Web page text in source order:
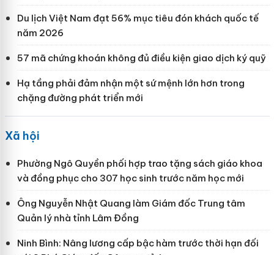
Du lịch Việt Nam đạt 56% mục tiêu đón khách quốc tế
năm 2026
57 mã chứng khoán không đủ điều kiện giao dịch ký quỹ
Hạ tầng phải đảm nhận một sứ mệnh lớn hơn trong
chặng đường phát triển mới
Xã hội
Phường Ngô Quyền phối hợp trao tặng sách giáo khoa
và đồng phục cho 307 học sinh trước năm học mới
Ông Nguyễn Nhật Quang làm Giám đốc Trung tâm
Quản lý nhà tỉnh Lâm Đồng
Ninh Bình: Nâng lương cấp bậc hàm trước thời hạn đối